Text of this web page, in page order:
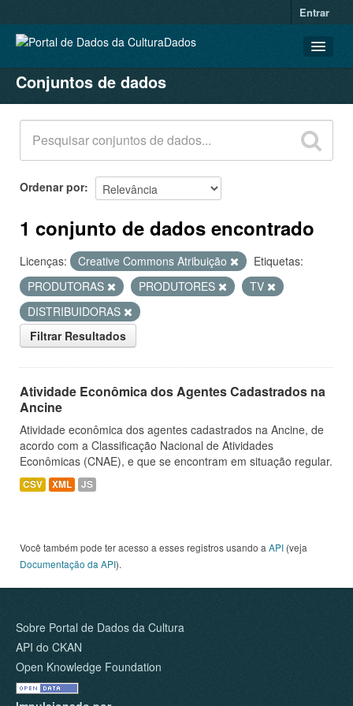
Entrar
CONJUNTOS DE DADOS
ORGANIZAÇÕES
GRUPOS
SOBRE
Conjuntos de dados
Ordenar por
1 conjunto de dados encontrado
Licenças: Creative Commons Atribuição
Etiquetas:
PRODUTORAS
PRODUTORES
TV
DISTRIBUIDORAS
Filtrar Resultados
Atividade Econômica dos Agentes Cadastrados na
Ancine
Atividade econômica dos agentes cadastrados na Ancine, de
acordo com a Classificação Nacional de Atividades
Econômicas (CNAE), e que se encontram em situação regular.
CSV XML JS
Você também pode ter acesso a esses registros usando a API (veja
Documentação da API).
Sobre Portal de Dados da Cultura
API do CKAN
Open Knowledge Foundation